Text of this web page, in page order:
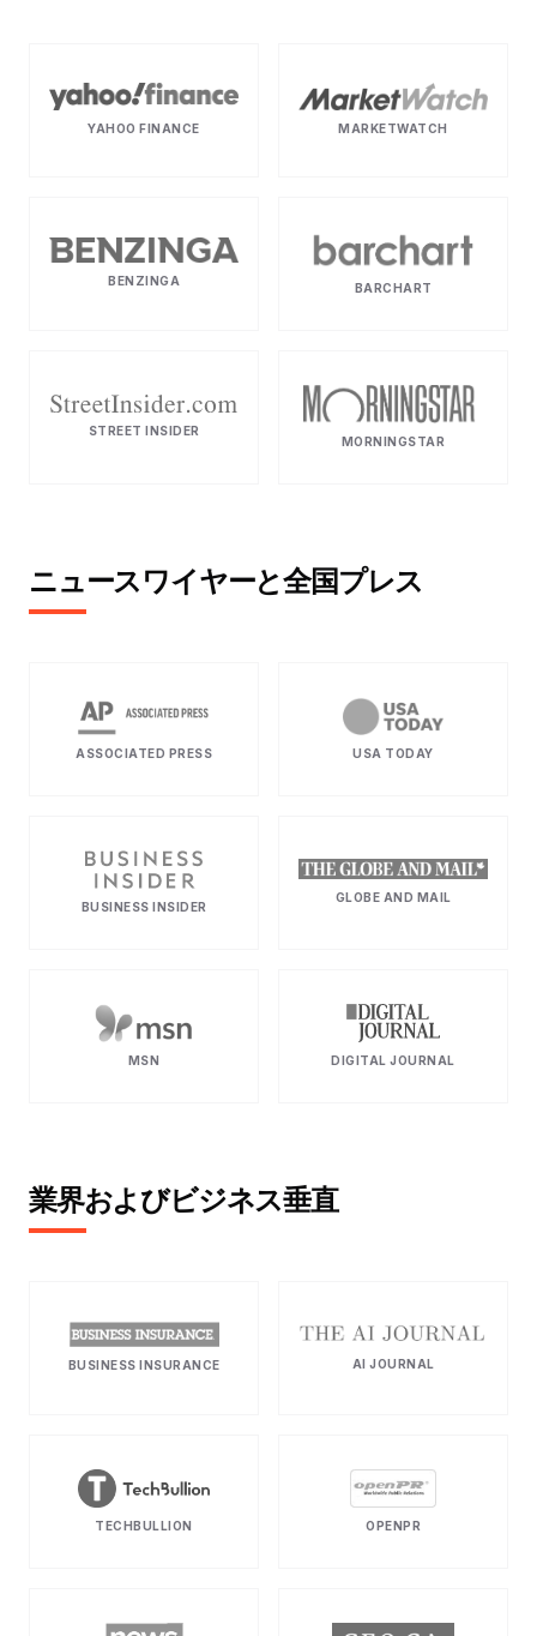
YAHOO FINANCE MARKETWATCH
BENZINGA BARCHART
STREET INSIDER
MORNINGSTAR
ニュースワイヤーと全国プレス
ASSOCIATED PRESS USA TODAY
BUSINESS INSIDER
GLOBE AND MAIL
MSN DIGITAL JOURNAL
業界およびビジネス垂直
BUSINESS INSURANCE AI JOURNAL
TECHBULLION OPENPR